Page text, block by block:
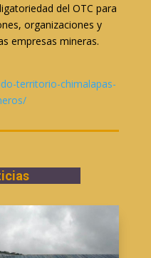
del OTC para
organizaciones y
empresas mineras.
territorio-chimalapas-